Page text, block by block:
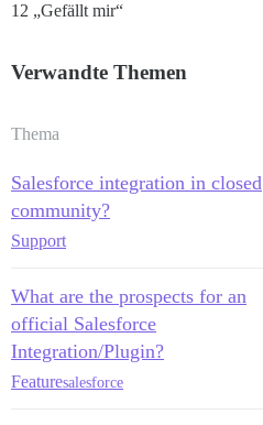
12 „Gefällt mir“
Verwandte Themen
Thema
Salesforce integration in closed
community?
Support
What are the prospects for an
official Salesforce
Integration/Plugin?
Featuresalesforce